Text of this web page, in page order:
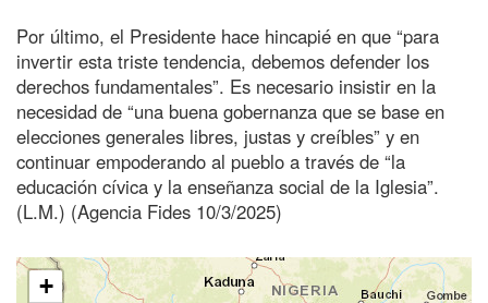
Por último, el Presidente hace hincapié en que “para
invertir esta triste tendencia, debemos defender los
derechos fundamentales”. Es necesario insistir en la
necesidad de “una buena gobernanza que se base en
elecciones generales libres, justas y creíbles” y en
continuar empoderando al pueblo a través de “la
educación cívica y la enseñanza social de la Iglesia”.
(L.M.) (Agencia Fides 10/3/2025)
+